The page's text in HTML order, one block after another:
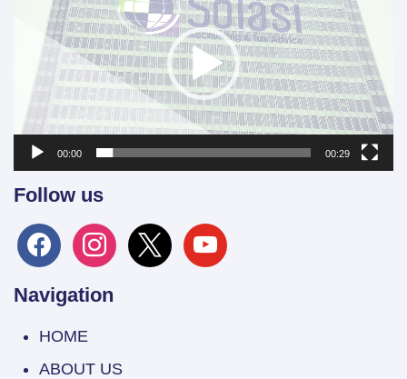
00:00 00:29
Follow us
facebookinstagram
x youtube
Navigation
HOME
ABOUT US